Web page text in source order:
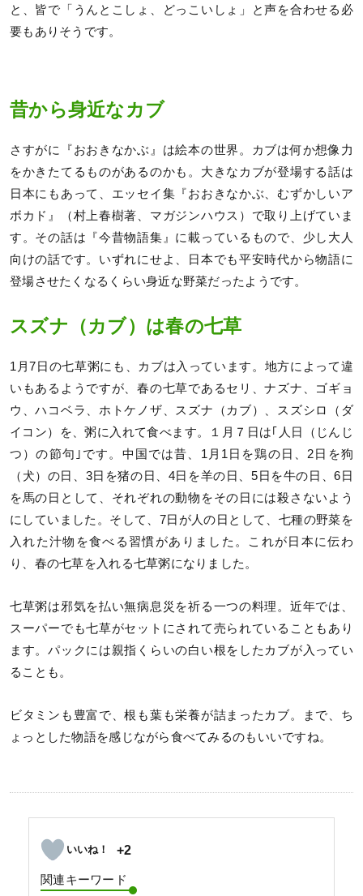
と、皆で「うんとこしょ、どっこいしょ」と声を合わせる必
要もありそうです。
昔から身近なカブ
さすがに『おおきなかぶ』は絵本の世界。カブは何か想像力
をかきたてるものがあるのかも。大きなカブが登場する話は
日本にもあって、エッセイ集『おおきなかぶ、むずかしいア
ボカド』（村上春樹著、マガジンハウス）で取り上げていま
す。その話は『今昔物語集』に載っているもので、少し大人
向けの話です。いずれにせよ、日本でも平安時代から物語に
登場させたくなるくらい身近な野菜だったようです。
スズナ（カブ）は春の七草
1月7日の七草粥にも、カブは入っています。地方によって違
いもあるようですが、春の七草であるセリ、ナズナ、ゴギョ
ウ、ハコベラ、ホトケノザ、スズナ（カブ）、スズシロ（ダ
イコン）を、粥に入れて食べます。１月７日は｢人日（じんじ
つ）の節句｣です。中国では昔、1月1日を鶏の日、2日を狗
（犬）の日、3日を猪の日、4日を羊の日、5日を牛の日、6日
を馬の日として、それぞれの動物をその日には殺さないよう
にしていました。そして、7日が人の日として、七種の野菜を
入れた汁物を食べる習慣がありました。これが日本に伝わ
り、春の七草を入れる七草粥になりました。
七草粥は邪気を払い無病息災を祈る一つの料理。近年では、
スーパーでも七草がセットにされて売られていることもあり
ます。パックには親指くらいの白い根をしたカブが入ってい
ることも。
ビタミンも豊富で、根も葉も栄養が詰まったカブ。まで、ち
ょっとした物語を感じながら食べてみるのもいいですね。
+2
関連キーワード